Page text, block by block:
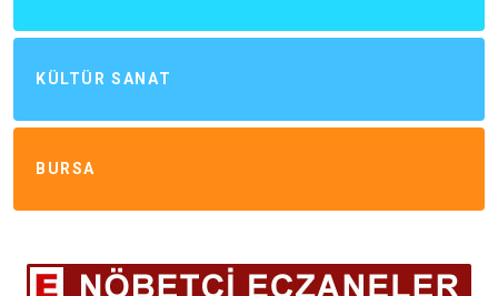
KÜLTÜR SANAT
BURSA